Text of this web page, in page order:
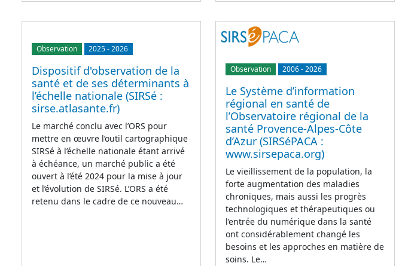
Observation 2025-2026
Dispositif d'observation de la
santé et de ses déterminants à
l’échelle nationale (SIRSé :
sirse.atlasante.fr)
Le marché conclu avec l’ORS pour
mettre en œuvre l’outil cartographique
SIRSé à l’échelle nationale étant arrivé
à échéance, un marché public a été
ouvert à l’été 2024 pour la mise à jour
et l’évolution de SIRSé. L’ORS a été
retenu dans le cadre de ce nouveau…
Observation 2006-2026
Le Système d’information
régional en santé de
l’Observatoire régional de la
santé Provence-Alpes-Côte
d’Azur (SIRSéPACA :
www.sirsepaca.org)
Le vieillissement de la population, la
forte augmentation des maladies
chroniques, mais aussi les progrès
technologiques et thérapeutiques ou
l’entrée du numérique dans la santé
ont considérablement changé les
besoins et les approches en matière de
soins. Le…